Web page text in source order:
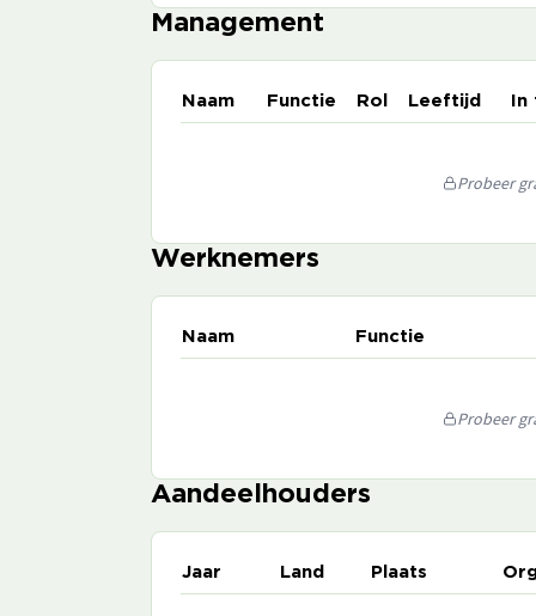
Management
Naam Functie Rol Leeftijd
Probeer
Werknemers
Naam Functie
Probeer
Aandeelhouders
Jaar Land Plaats